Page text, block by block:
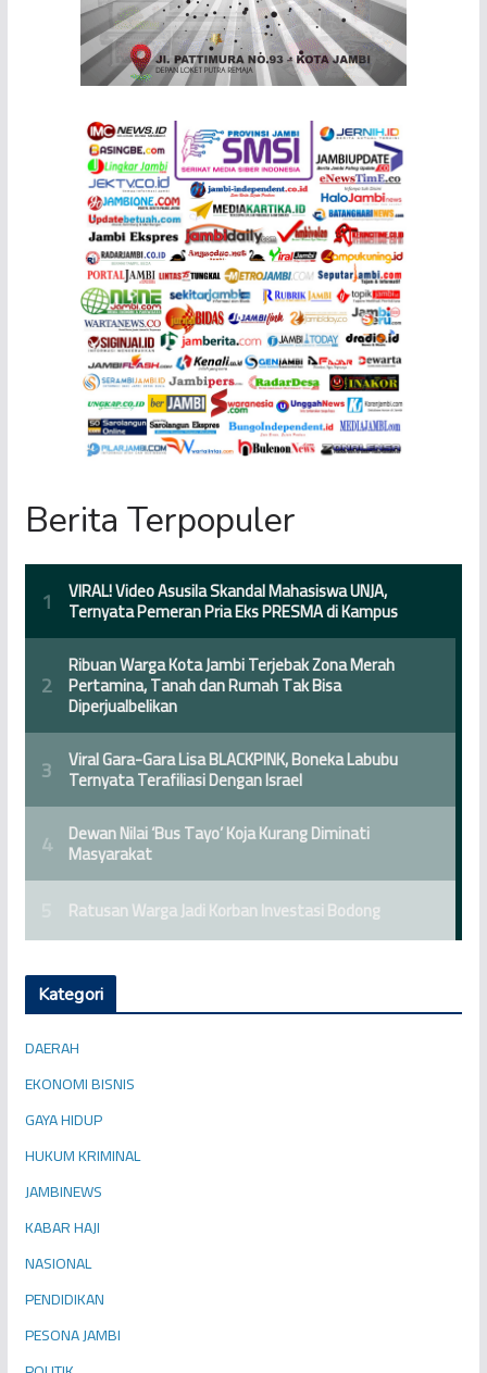
Berita Terpopuler
Kategori
DAERAH
EKONOMI BISNIS
GAYA HIDUP
HUKUM KRIMINAL
JAMBINEWS
KABAR HAJI
NASIONAL
PENDIDIKAN
PESONA JAMBI